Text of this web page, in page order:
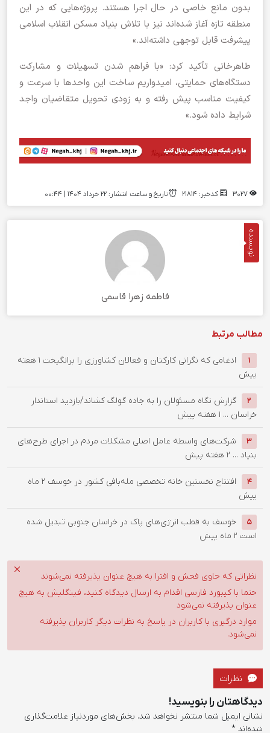
بدون مانع خاصی در حال اجرا هستند. پروژه‌هایی که در این
منطقه تازه آغاز شده‌اند نیز با تلاش بنیاد مسکن انقلاب اسلامی
پیشرفت قابل توجهی داشته‌اند.»
طاهرخانی تأکید کرد: «با فراهم شدن تسهیلات و مشارکت
دستگاه‌های حمایتی، امیدواریم ساخت این واحدها با سرعت و
کیفیت مناسب پیش رفته و به زودی تحویل متقاضیان واجد
شرایط داده شود.»
کدخبر: 21814 تاریخ و ساعت انتشار: ۲۲ خرداد ۱۴۰۴ | 00:44
نویسنده
فاطمه زهرا قاسمی
مطالب مرتبط
1 ادغامی که نگرانی کارکنان و فعالان کشاورزی را برانگیخت
1 هفته
پیش
2
گزارش نگاه مسئولان را به جاده گولگ کشاند/بازدید استاندار
خراسان ... 1 هفته پیش
3
شرکت‌های واسطه عامل اصلی مشکلات مردم در اجرای طرح‌های
بنیاد ... 2 هفته پیش
4 افتتاح نخستین خانه تخصصی مله‌بافی کشور در خوسف
2 ماه
پیش
5
خوسف به قطب انرژی‌های پاک در خراسان جنوبی تبدیل شده
است 2 ماه پیش
نظراتی که حاوی فحش و افترا به هیچ عنوان پذیرفته نمی‌شوند
حتما با کیبورد فارسی اقدام به ارسال دیدگاه کنید، فینگلیش به هیچ
عنوان پذیرفته نمی‌شود
موارد درگیری با کاربران در پاسخ به نظرات دیگر کاربران پذیرفته
نمی‌شود.
نظرات
دیدگاهتان را بنویسید!
نشانی ایمیل شما منتشر نخواهد شد. بخش‌های موردنیاز علامت‌گذاری
شده‌اند *